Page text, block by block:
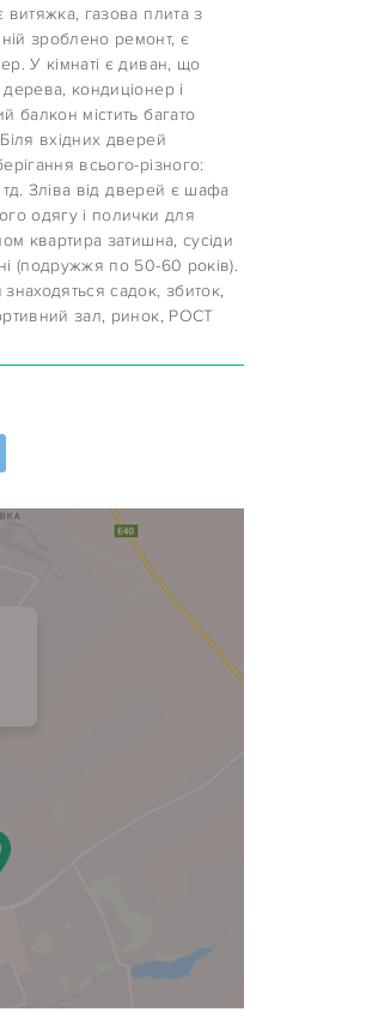
витяжка, газова плита з
зроблено ремонт, є
У кімнаті є диван, що
кондиціонер і
балкон містить багато
вхідних дверей
всього-різного:
тд. Зліва від дверей є шафа
одягу і полички для
квартира затишна, сусіди
(подружжя по 50-60 років).
садок, збиток,
зал, ринок, РОСТ